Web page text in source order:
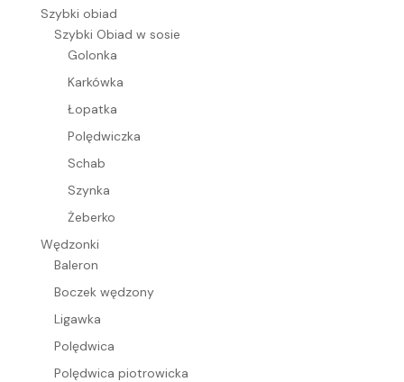
Szybki obiad
Szybki Obiad w sosie
Golonka
Karkówka
Łopatka
Polędwiczka
Schab
Szynka
Żeberko
Wędzonki
Baleron
Boczek wędzony
Ligawka
Polędwica
Polędwica piotrowicka